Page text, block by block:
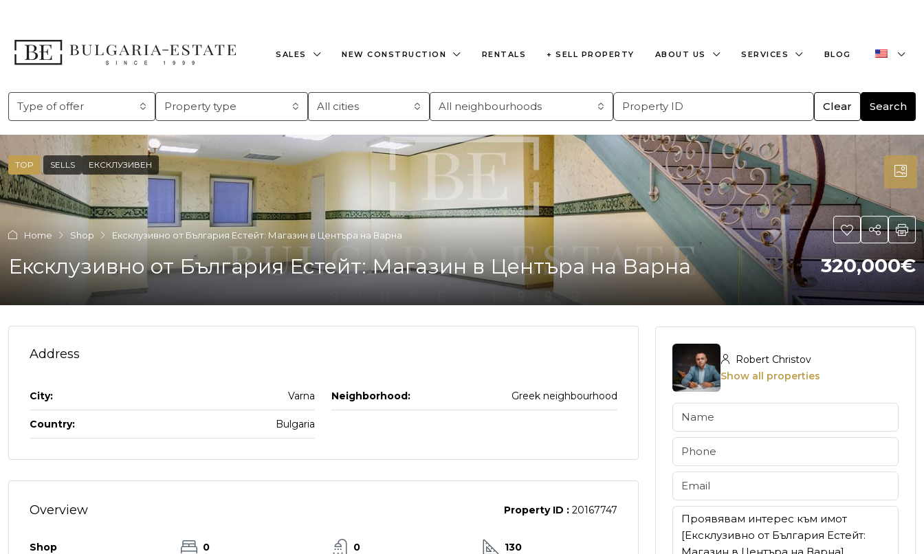
SALES NEW CONSTRUCTION RENTALS + SELL PROPERTY ABOUT US SERVICES BLOG
Type of offer Property type All cities All neighbourhoods Clear Search
TOP SELLS ЕКСКЛУЗИВЕН
Home Shop Ексклузивно от България Естейт: Магазин в Центъра на Варна
Ексклузивно от България Естейт: Магазин в Центъра на Варна 320,000€
Address
City: Varna Neighborhood: Greek neighbourhood
Country: Bulgaria
Overview Property ID :20167747
Shop
0
0
130
Robert Christov
Show all properties